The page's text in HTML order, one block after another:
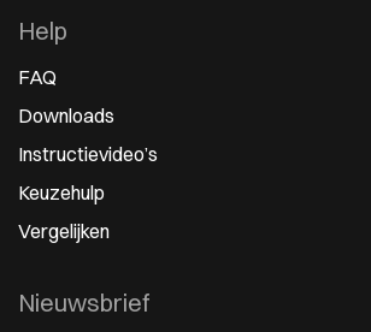
Help
FAQ
Downloads
Instructievideo’s
Keuzehulp
Vergelijken
Nieuwsbrief